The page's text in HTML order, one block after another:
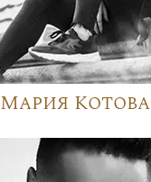
Мария Котова